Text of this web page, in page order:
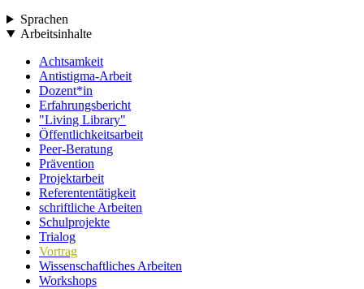
Sprachen
Arbeitsinhalte
Achtsamkeit
Antistigma-Arbeit
Dozent*in
Erfahrungsbericht
"Living Library"
Öffentlichkeitsarbeit
Peer-Beratung
Prävention
Projektarbeit
Referententätigkeit
schriftliche Arbeiten
Schulprojekte
Trialog
Vortrag
Wissenschaftliches Arbeiten
Workshops